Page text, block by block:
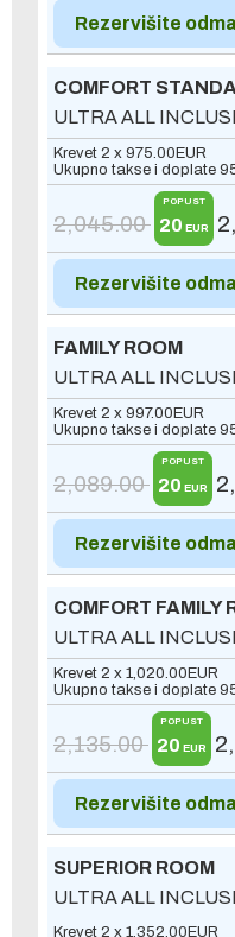
Rezervišite
COMFORT
ULTRA ALL
Krevet 2 x 975.00EUR
Ukupno takse i doplate
2,045.00
POPUST
20 EUR
Rezervišite
FAMILY ROOM
ULTRA ALL
Krevet 2 x 997.00EUR
Ukupno takse i doplate
2,089.00
POPUST
20 EUR
Rezervišite
COMFORT FAMILY
ULTRA ALL
Krevet 2 x 1,020.00EUR
Ukupno takse i doplate
2,135.00
POPUST
20 EUR
Rezervišite
SUPERIOR ROOM
ULTRA ALL
Krevet 2 x 1,352.00EUR